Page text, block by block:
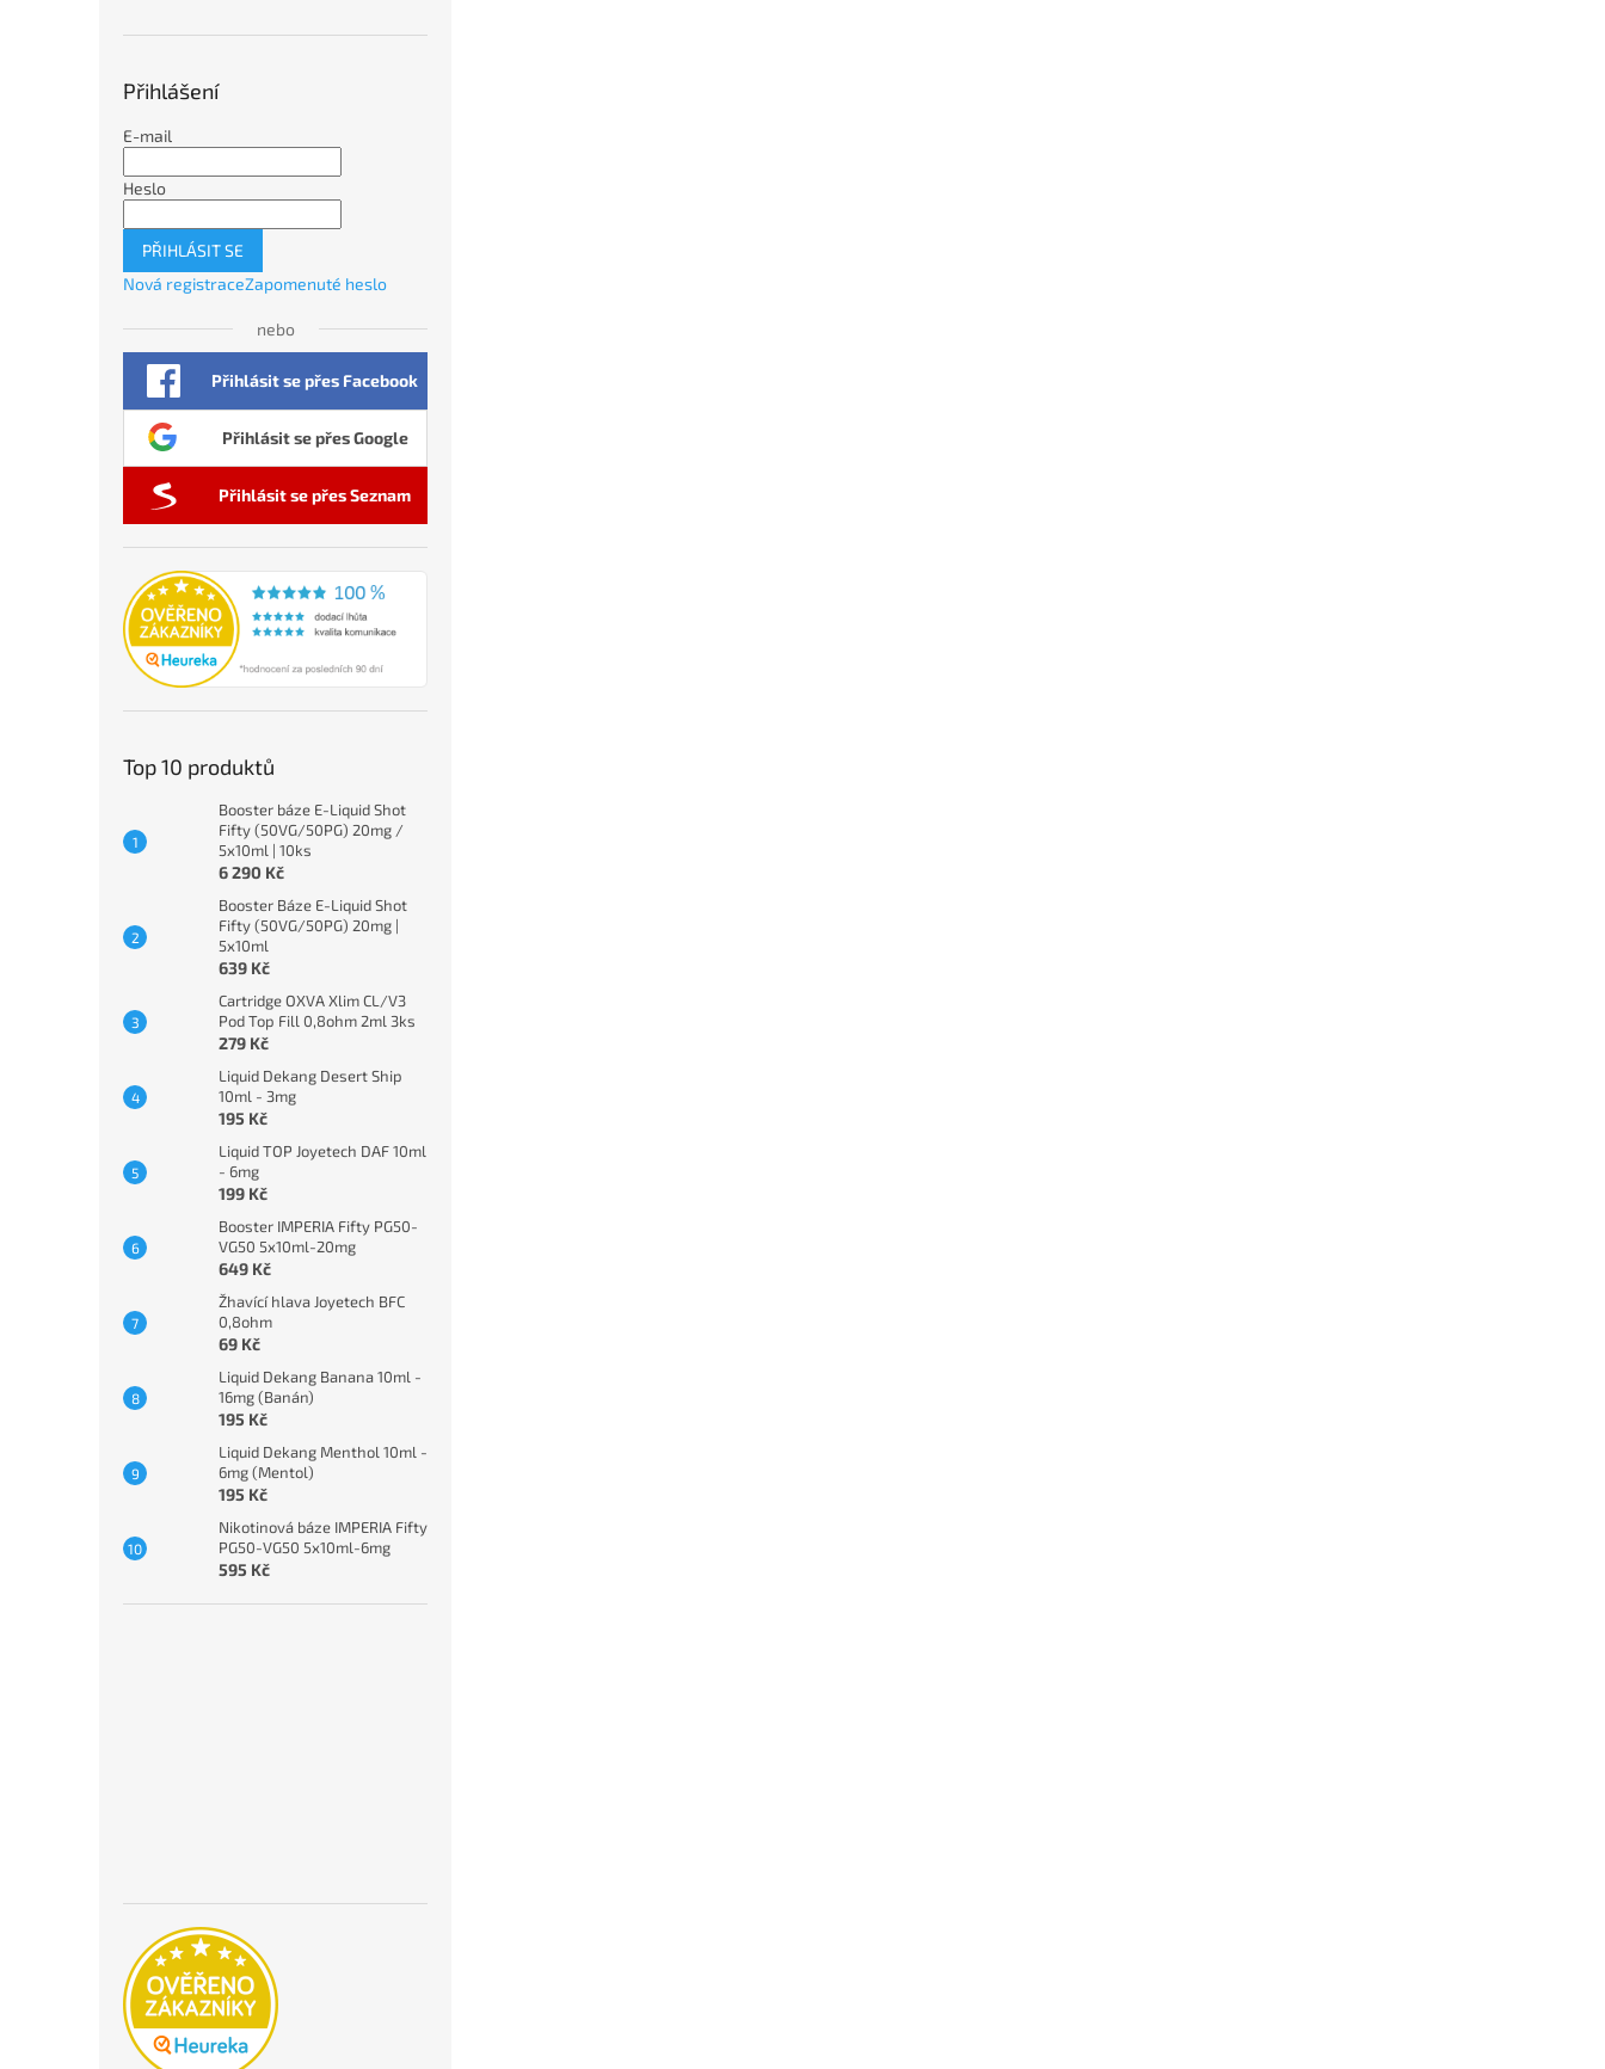
Přihlášení
E-mail
Heslo
PŘIHLÁSIT SE
Nová registraceZapomenuté heslo
nebo
Přihlásit se přes Facebook
Přihlásit se přes Google
Přihlásit se přes Seznam
Top 10 produktů
Booster báze E-Liquid Shot
Fifty (50VG/50PG) 20mg /
5x10ml | 10ks
6 290 Kč
Booster Báze E-Liquid Shot
Fifty (50VG/50PG) 20mg |
5x10ml
639 Kč
Cartridge OXVA Xlim CL/V3
Pod Top Fill 0,8ohm 2ml 3ks
279 Kč
Liquid Dekang Desert Ship
10ml - 3mg
195 Kč
Liquid TOP Joyetech DAF 10ml
- 6mg
199 Kč
Booster IMPERIA Fifty PG50-
VG50 5x10ml-20mg
649 Kč
Žhavící hlava Joyetech BFC
0,8ohm
69 Kč
Liquid Dekang Banana 10ml -
16mg (Banán)
195 Kč
Liquid Dekang Menthol 10ml -
6mg (Mentol)
195 Kč
Nikotinová báze IMPERIA Fifty
PG50-VG50 5x10ml-6mg
595 Kč